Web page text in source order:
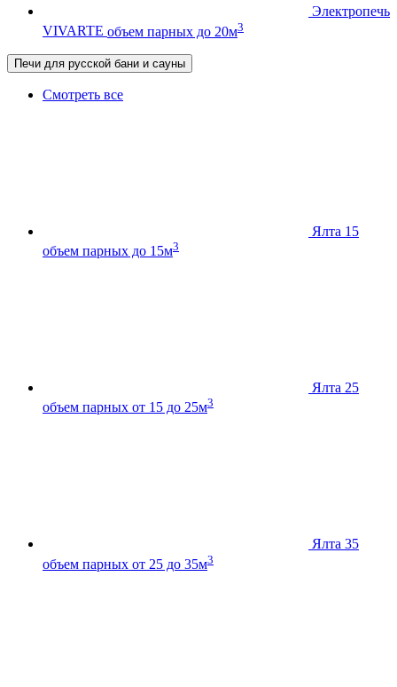
Электропечь
VIVARTE объем парных до 20м3
Печи для русской бани и сауны
Смотреть все
Ялта 15
объем парных до 15м3
Ялта 25
объем парных от 15 до 25м3
Ялта 35
объем парных от 25 до 35м3